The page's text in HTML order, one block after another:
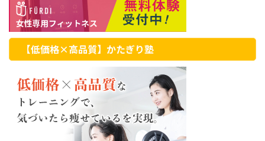
【低価格×高品質】かたぎり塾